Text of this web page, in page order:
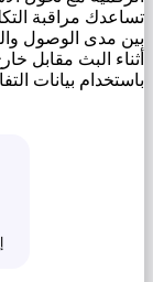
تساعدك مراقبة
بين مدى الوصول
أثناء البث مقابل
باستخدام بيانات